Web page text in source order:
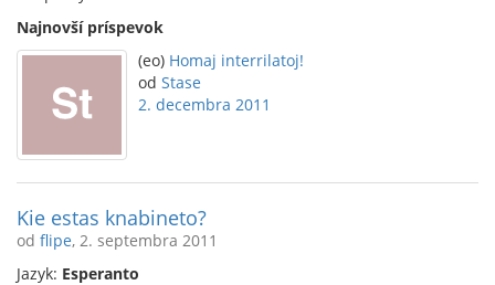
Najnovší príspevok
(eo) Homaj interrilatoj!
od Stase
2. decembra 2011
Kie estas knabineto?
od flipe, 2. septembra 2011
Jazyk: Esperanto